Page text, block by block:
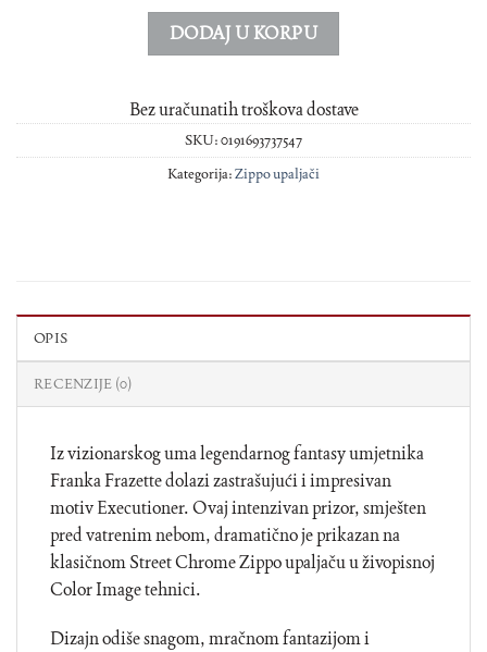
DODAJ U KORPU
Bez uračunatih troškova dostave
SKU:0191693737547
Kategorija:Zippo upaljači
OPIS
RECENZIJE (0)
Iz vizionarskog uma legendarnog fantasy umjetnika
Franka Frazette dolazi zastrašujući i impresivan
motiv Executioner. Ovaj intenzivan prizor, smješten
pred vatrenim nebom, dramatično je prikazan na
klasičnom Street Chrome Zippo upaljaču u živopisnoj
Color Image tehnici.
Dizajn odiše snagom, mračnom fantazijom i